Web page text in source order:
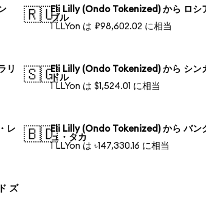
🇷🇺Eli Lilly (Ondo Tokenized) から ロシ
ブル
1 LLYon は ₽98,602.02 に相当
リ
🇸🇬Eli Lilly (Ondo Tokenized) から シン
ドル
1 LLYon は $1,524.01 に相当
レ
🇧🇩Eli Lilly (Ondo Tokenized) から バン
ュ・タカ
1 LLYon は ৳147,330.16 に相当
ズ